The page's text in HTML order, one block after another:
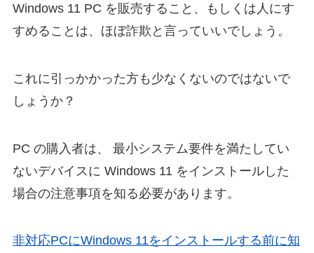
Windows 11 PC を販売すること、もしくは人にす
すめることは、ほぼ詐欺と言っていいでしょう。
これに引っかかった方も少なくないのではないで
しょうか？
PC の購入者は、 最小システム要件を満たしてい
ないデバイスに Windows 11 をインストールした
場合の注意事項を知る必要があります。
非対応PCにWindows 11をインストールする前に知